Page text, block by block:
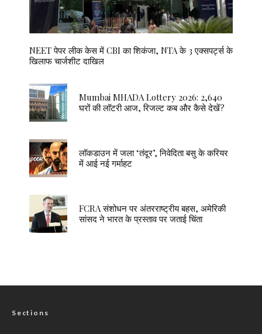
NEET पेपर लीक केस में CBI का शिकंजा, NTA के 3 एक्सपर्ट्स के
खिलाफ चार्जशीट दाखिल
Mumbai MHADA Lottery 2026: 2,640
घरों की लॉटरी आज, रिजल्ट कब और कैसे देखें?
लॉकडाउन में जला ‘तंदूर’, निवेदिता बसु के करियर
में आई नई गर्माहट
FCRA संशोधन पर अंतरराष्ट्रीय बहस, अमेरिकी
सांसद ने भारत के प्रस्ताव पर जताई चिंता
Sections